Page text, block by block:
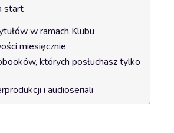
start
w ramach Klubu
miesięcznie
których posłuchasz tylko
i audioseriali